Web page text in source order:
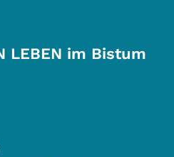
LEBEN im Bistum